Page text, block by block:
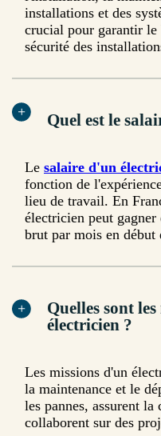
installations et des
crucial pour garantir
sécurité des
Quel est le
Le salaire d'un
fonction de
lieu de travail. En
électricien peut
brut par mois en début
Quelles sont
électricien ?
Les missions d'un
la maintenance et le
les pannes, assurent
collaborent sur des